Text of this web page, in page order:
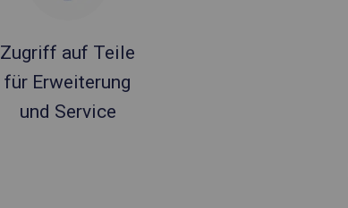
Zugriff auf Teile
für Erweiterung
und Service